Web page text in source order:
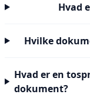
Hvad
Hvilke
Hvad er en
dokument?